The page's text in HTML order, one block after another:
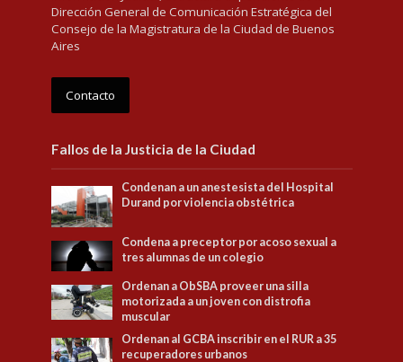
Dirección General de Comunicación Estratégica del
Consejo de la Magistratura de la Ciudad de Buenos
Aires
Contacto
Fallos de la Justicia de la Ciudad
Condenan a un anestesista del Hospital
Durand por violencia obstétrica
Condena a preceptor por acoso sexual a
tres alumnas de un colegio
Ordenan a ObSBA proveer una silla
motorizada a un joven con distrofia
muscular
Ordenan al GCBA inscribir en el RUR a 35
recuperadores urbanos